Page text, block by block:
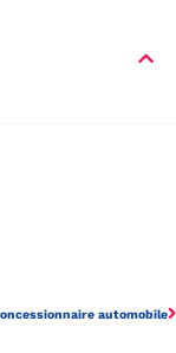
automobile